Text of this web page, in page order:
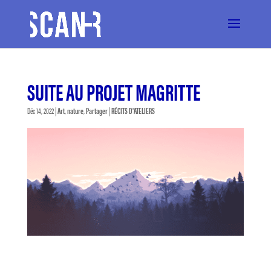
SUITE AU PROJET MAGRITTE
Déc 14, 2022|Art,nature,Partager|RÉCITS D'ATELIERS